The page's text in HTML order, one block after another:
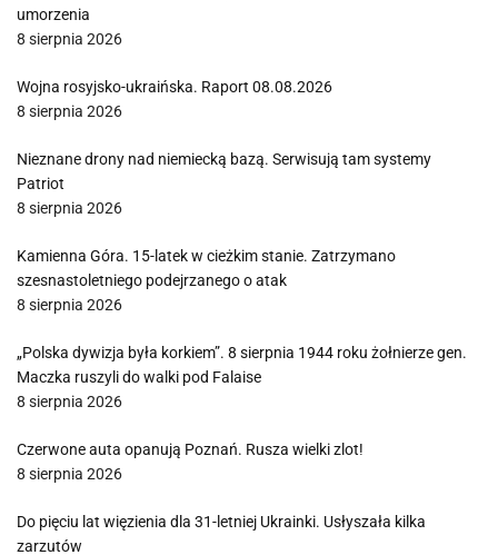
umorzenia
8 sierpnia 2026
Wojna rosyjsko-ukraińska. Raport 08.08.2026
8 sierpnia 2026
Nieznane drony nad niemiecką bazą. Serwisują tam systemy
Patriot
8 sierpnia 2026
Kamienna Góra. 15-latek w cieżkim stanie. Zatrzymano
szesnastoletniego podejrzanego o atak
8 sierpnia 2026
„Polska dywizja była korkiem”. 8 sierpnia 1944 roku żołnierze gen.
Maczka ruszyli do walki pod Falaise
8 sierpnia 2026
Czerwone auta opanują Poznań. Rusza wielki zlot!
8 sierpnia 2026
Do pięciu lat więzienia dla 31-letniej Ukrainki. Usłyszała kilka
zarzutów